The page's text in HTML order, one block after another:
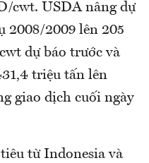
cwt. USDA nâng dự
2008/2009 lên 205
dự báo trước và
triệu tấn lên
giao dịch cuối ngày
từ Indonesia và